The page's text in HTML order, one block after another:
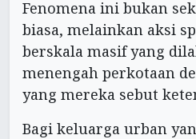
Fenomena ini bukan
biasa, melainkan aksi
berskala masif yang
menengah perkotaan
yang mereka sebut
Bagi keluarga urban